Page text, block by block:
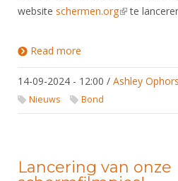
website schermen.org(link is
te
Read more
14-09-2024 - 12:00 / Ashley
Nieuws Bond
Lancering van onze